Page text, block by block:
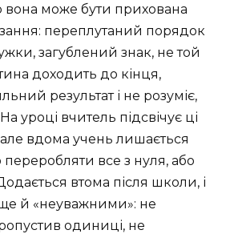
вона може бути прихована
переплутаний порядок
загублений знак, не той
доходить до кінця,
результат і не розуміє,
уроці вчитель підсвічує ці
вдома учень лишається
переробляти все з нуля, або
втома після школи, і
й «неуважними»: не
одиниці, не